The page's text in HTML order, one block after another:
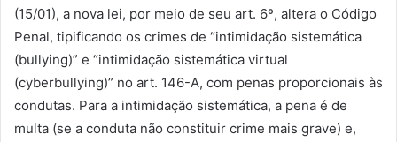
(15/01), a nova lei, por meio de seu art. 6º, altera o Código
Penal, tipificando os crimes de “intimidação sistemática
(bullying)” e “intimidação sistemática virtual
(cyberbullying)” no art. 146-A, com penas proporcionais às
condutas. Para a intimidação sistemática, a pena é de
multa (se a conduta não constituir crime mais grave) e,